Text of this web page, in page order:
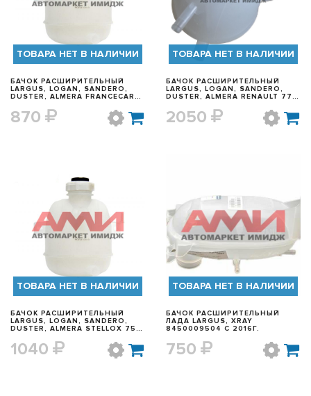
ТОВАРА НЕТ В НАЛИЧИИ
БАЧОК РАСШИРИТЕЛЬНЫЙ
LARGUS, LOGAN, SANDERO,
DUSTER, ALMERA FRANCECAR
870
ТОВАРА НЕТ В НАЛИЧИИ
БАЧОК РАСШИРИТЕЛЬНЫЙ
LARGUS, LOGAN, SANDERO,
DUSTER, ALMERA RENAULT 77
2050
БЫСТРЫЙ ПРОСМОТР
ТОВАРА НЕТ В НАЛИЧИИ
БАЧОК РАСШИРИТЕЛЬНЫЙ
LARGUS, LOGAN, SANDERO,
DUSTER, ALMERA STELLOX 75-
1040
БЫСТРЫЙ ПРОСМОТР
ТОВАРА НЕТ В НАЛИЧИИ
БАЧОК РАСШИРИТЕЛЬНЫЙ
ЛАДА LARGUS, XRAY
8450009504 С 2016Г.
750